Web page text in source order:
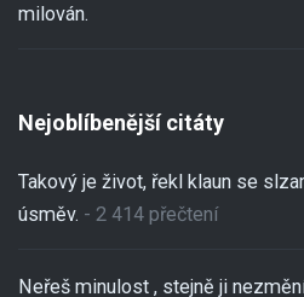
milován.
Nejoblíbenější citáty
Takový je život, řekl klaun se
úsměv. - 2 414 přečtení
Neřeš minulost , stejně ji